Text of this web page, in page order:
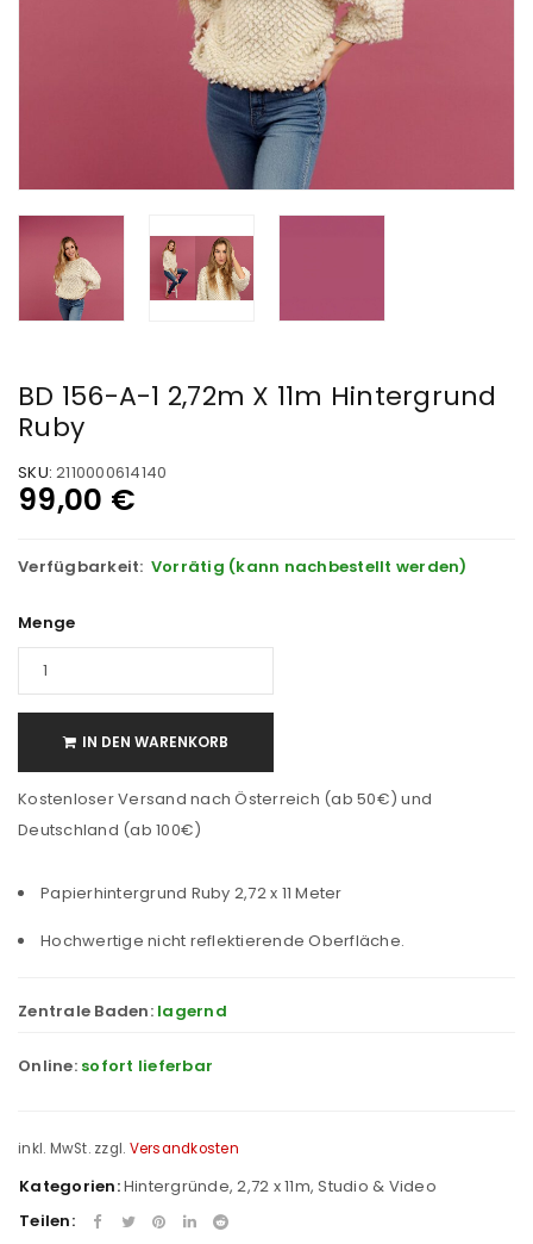
BD 156-A-1 2,72m X 11m Hintergrund
Ruby
SKU: 2110000614140
99,00 €
Verfügbarkeit: Vorrätig (kann nachbestellt werden)
Menge
IN DEN WARENKORB
Kostenloser Versand nach Österreich (ab 50€) und
Deutschland (ab 100€)
Papierhintergrund Ruby 2,72 x 11 Meter
Hochwertige nicht reflektierende Oberfläche.
Zentrale Baden: lagernd
Online: sofort lieferbar
inkl. MwSt. zzgl. Versandkosten
Kategorien:Hintergründe,2,72 x 11m,Studio & Video
Teilen: